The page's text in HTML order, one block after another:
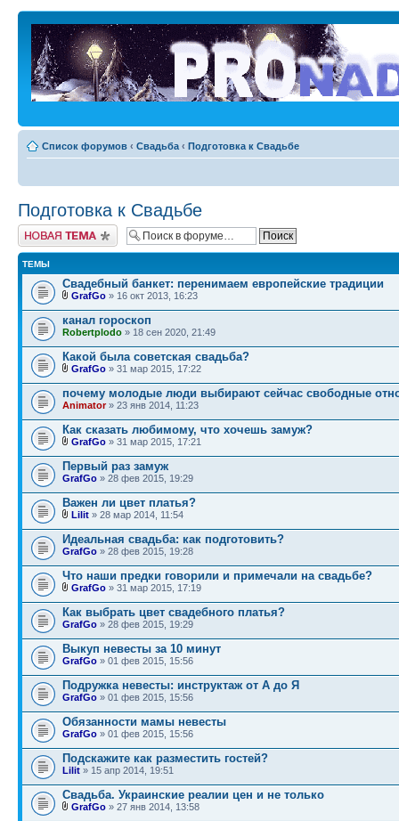
Список форумов ‹ Свадьба ‹ Подготовка к Свадьбе
Подготовка к Свадьбе
Новая тема
ТЕМЫ
Свадебный банкет: перенимаем европейские традиции
GrafGo » 16 окт 2013, 16:23
канал гороскоп
Robertplodo » 18 сен 2020, 21:49
Какой была советская свадьба?
GrafGo » 31 мар 2015, 17:22
почему молодые люди выбирают сейчас свободные
Animator» 23 янв 2014, 11:23
Как сказать любимому, что хочешь замуж?
GrafGo » 31 мар 2015, 17:21
Первый раз замуж
GrafGo » 28 фев 2015, 19:29
Важен ли цвет платья?
Lilit » 28 мар 2014, 11:54
Идеальная свадьба: как подготовить?
GrafGo » 28 фев 2015, 19:28
Что наши предки говорили и примечали на свадьбе?
GrafGo » 31 мар 2015, 17:19
Как выбрать цвет свадебного платья?
GrafGo » 28 фев 2015, 19:29
Выкуп невесты за 10 минут
GrafGo » 01 фев 2015, 15:56
Подружка невесты: инструктаж от А до Я
GrafGo » 01 фев 2015, 15:56
Обязанности мамы невесты
GrafGo » 01 фев 2015, 15:56
Подскажите как разместить гостей?
Lilit » 15 апр 2014, 19:51
Свадьба. Украинские реалии цен и не только
GrafGo » 27 янв 2014, 13:58